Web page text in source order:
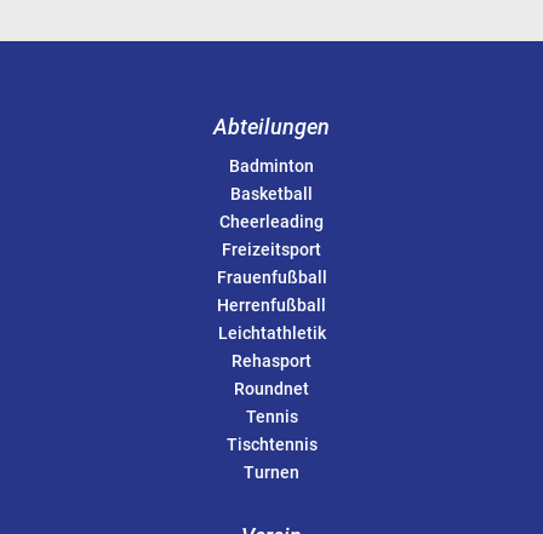
Abteilungen
Badminton
Basketball
Cheerleading
Freizeitsport
Frauenfußball
Herrenfußball
Leichtathletik
Rehasport
Roundnet
Tennis
Tischtennis
Turnen